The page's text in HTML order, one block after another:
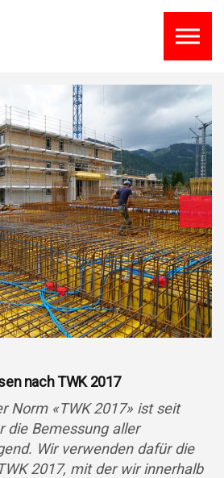
nach TWK 2017
Norm «TWK 2017» ist seit
die Bemessung aller
Wir verwenden dafür die
2017, mit der wir innerhalb